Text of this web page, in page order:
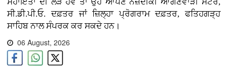
ਸੀ.ਡੀ.ਪੀ.ਓ. ਦਫ਼ਤਰ ਜਾਂ ਜ਼ਿਲ੍ਹਾ ਪ੍ਰੋਗਰਾਮ ਦਫ਼ਤਰ, ਫਤਿਹਗੜ੍ਹ
ਸਾਹਿਬ ਨਾਲ ਸੰਪਰਕ ਕਰ ਸਕਦੇ ਹਨ।
06 August, 2026